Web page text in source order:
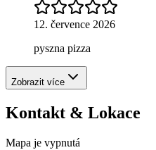
12. července 2026
pyszna pizza
Zobrazit více
Kontakt & Lokace
Mapa je vypnutá